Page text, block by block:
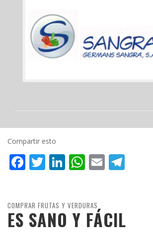
Compartir esto
Facebook
Twitter
LinkedIn
WhatsApp
Email
COMPRAR FRUTAS Y VERDURAS
ES SANO Y FÁCIL